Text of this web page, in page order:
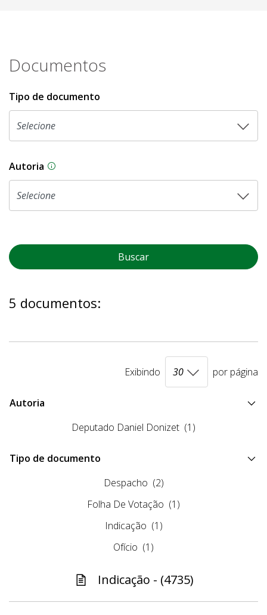
Documentos
Tipo de documento
Autoria As proposições legislativas na CLDF podem
Buscar
5 documentos:
Exibindo por página
Autoria
Deputado Daniel Donizet (1)
Tipo de documento
Despacho (2)
Folha De Votação (1)
Indicação (1)
Ofício (1)
Indicação - (4735)